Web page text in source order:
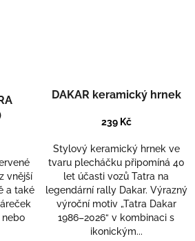
vnější
a také
DAKAR keramický hrnek
239 Kč
Stylový keramický hrnek ve
tvaru plecháčku připomíná 40
let účasti vozů Tatra na
legendární rally Dakar. Výrazný
výroční motiv „Tatra Dakar
1986–2026“ v kombinaci s
ikonickým...